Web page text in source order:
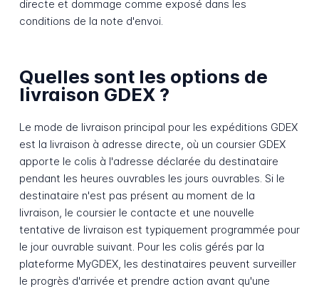
directe et dommage comme exposé dans les
conditions de la note d'envoi.
Quelles sont les options de
livraison GDEX ?
Le mode de livraison principal pour les expéditions GDEX
est la livraison à adresse directe, où un coursier GDEX
apporte le colis à l'adresse déclarée du destinataire
pendant les heures ouvrables les jours ouvrables. Si le
destinataire n'est pas présent au moment de la
livraison, le coursier le contacte et une nouvelle
tentative de livraison est typiquement programmée pour
le jour ouvrable suivant. Pour les colis gérés par la
plateforme MyGDEX, les destinataires peuvent surveiller
le progrès d'arrivée et prendre action avant qu'une